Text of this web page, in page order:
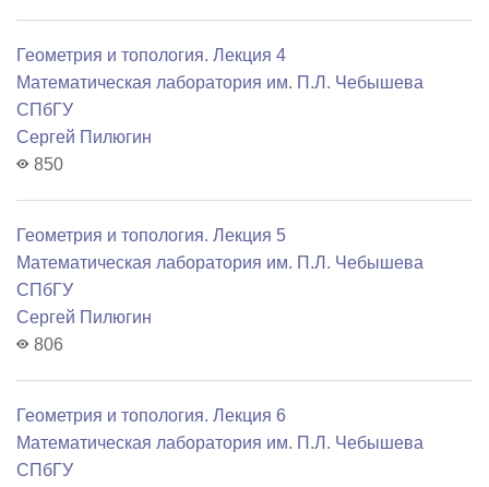
Геометрия и топология. Лекция 4
Математичеcкая лаборатория им. П.Л. Чебышева
СПбГУ
Сергей Пилюгин
850
Геометрия и топология. Лекция 5
Математичеcкая лаборатория им. П.Л. Чебышева
СПбГУ
Сергей Пилюгин
806
Геометрия и топология. Лекция 6
Математичеcкая лаборатория им. П.Л. Чебышева
СПбГУ